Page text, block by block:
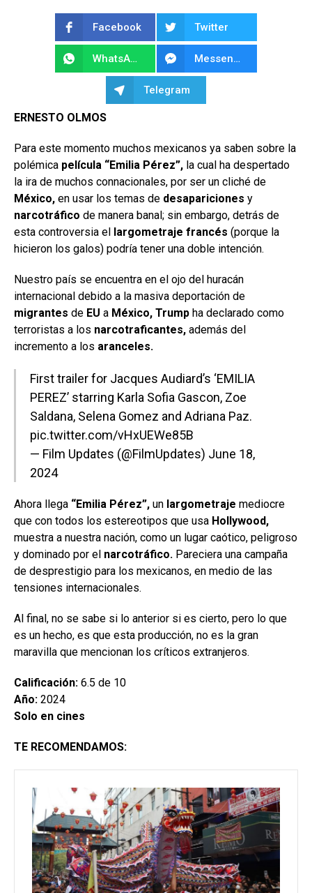
Facebook Twitter
WhatsApp Messenger
Telegram
ERNESTO OLMOS
Para este momento muchos mexicanos ya saben sobre la
polémica película “Emilia Pérez”, la cual ha despertado
la ira de muchos connacionales, por ser un cliché de
México, en usar los temas de desapariciones y
narcotráfico de manera banal; sin embargo, detrás de
esta controversia el largometraje francés (porque la
hicieron los galos) podría tener una doble intención.
Nuestro país se encuentra en el ojo del huracán
internacional debido a la masiva deportación de
migrantes de EU a México, Trump ha declarado como
terroristas a los narcotraficantes, además del
incremento a los aranceles.
First trailer for Jacques Audiard’s ‘EMILIA
PEREZ’ starring Karla Sofia Gascon, Zoe
Saldana, Selena Gomez and Adriana Paz.
pic.twitter.com/vHxUEWe85B
— Film Updates (@FilmUpdates) June 18,
2024
Ahora llega “Emilia Pérez”, un largometraje mediocre
que con todos los estereotipos que usa Hollywood,
muestra a nuestra nación, como un lugar caótico, peligroso
y dominado por el narcotráfico. Pareciera una campaña
de desprestigio para los mexicanos, en medio de las
tensiones internacionales.
Al final, no se sabe si lo anterior si es cierto, pero lo que
es un hecho, es que esta producción, no es la gran
maravilla que mencionan los críticos extranjeros.
Calificación: 6.5 de 10
Año: 2024
Solo en cines
TE RECOMENDAMOS: